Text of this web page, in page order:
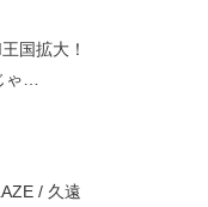
国拡大！
ゃ…
/ 久遠